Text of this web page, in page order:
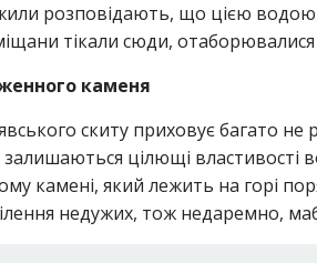
розповідають, що цією водою
тікали сюди, отаборювалися
каменя
скиту приховує багато
залишаються цілющі властивості
камені, який лежить на горі
недужих, тож недаремно,